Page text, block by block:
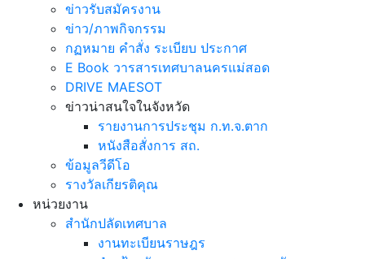
ข่าวรับสมัครงาน
ข่าว/ภาพกิจกรรม
กฏหมาย คำสั่ง ระเบียบ ประกาศ
E Book วารสารเทศบาลนครแม่สอด
DRIVE MAESOT
ข่าวน่าสนใจในจังหวัด
รายงานการประชุม ก.ท.จ.ตาก
หนังสือสั่งการ สถ.
ข้อมูลวีดีโอ
รางวัลเกียรติคุณ
หน่วยงาน
สำนักปลัดเทศบาล
งานทะเบียนราษฎร